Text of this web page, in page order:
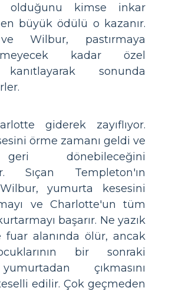
olduğunu kimse inkar
büyük ödülü o kazanır.
Wilbur, pastırmaya
kadar özel
sonunda
giderek zayıflıyor.
örme zamanı geldi ve
dönebileceğini
Sıçan Templeton'ın
Wilbur, yumurta kesesini
ve Charlotte'un tüm
başarır. Ne yazık
fuar alanında ölür, ancak
bir sonraki
çıkmasını
edilir. Çok geçmeden